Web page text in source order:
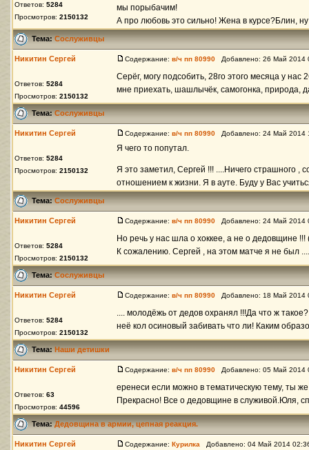
Ответов: 5284
Просмотров: 2150132
мы порыбачим!
А про любовь это сильно! Жена в курсе?Блин,
Тема:Сослуживцы
Никитин Сергей
Ответов: 5284
Просмотров: 2150132
Содержание: в/ч пп 80990 Добавлено: 26 Май
Серёг, могу подсобить, 28го этого месяца у
мне приехать, шашлычёк, самогонка, природа,
Тема:Сослуживцы
Никитин Сергей
Ответов: 5284
Просмотров: 2150132
Содержание: в/ч пп 80990 Добавлено: 24 Май
Я чего то попутал.
Я это заметил, Сергей !!! ....Ничего страшного ,
отношением к жизни. Я в ауте. Буду у Вас
Тема:Сослуживцы
Никитин Сергей
Ответов: 5284
Просмотров: 2150132
Содержание: в/ч пп 80990 Добавлено: 24 Май
Но речь у нас шла о хоккее, а не о дедовщине
К сожалению. Сергей , на этом матче я не был
Тема:Сослуживцы
Никитин Сергей
Ответов: 5284
Просмотров: 2150132
Содержание: в/ч пп 80990 Добавлено: 18 Май
.... молодёжь от дедов охранял !!!Да что ж
неё кол осиновый забивать что ли! Каким
Тема:Наши детишки
Никитин Сергей
Ответов: 63
Просмотров: 44596
Содержание: в/ч пп 80990 Добавлено: 05 Май
еренеси если можно в тематическую тему, ты
Прекрасно! Все о дедовщине в служивой.Юля,
Тема:Дедовщина в армии, цепная реакция.
Никитин Сергей Содержание: Курилка Добавлено: 04 Май 2014